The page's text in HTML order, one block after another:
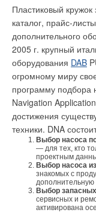
Пластиковый
каталог, прайс-
дополнительного
2005 г. крупный
оборудования DAB
огромному миру
программу подбора
Navigation
достижения
техники. DNA
Выбор насоса
— для тех, кто
проектным
Выбор насоса
знакомых с
Выбор
сервисных и
активирована
(1,5 мм вместо 1,25
использования
страны с
воды.
С переходом
системы отопления
потом и
ранее у нас мало
сплавов алюминия,
панельных и
биметаллические
дизайн-радиаторы
настоящий момент
половину рынка
соизмеримо